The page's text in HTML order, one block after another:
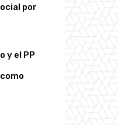
por
y el PP